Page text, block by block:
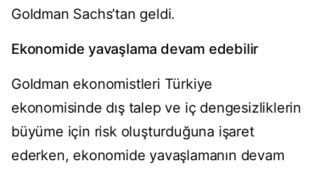
Goldman Sachs’tan geldi.
Ekonomide yavaşlama devam edebilir
Goldman ekonomistleri Türkiye
ekonomisinde dış talep ve iç dengesizliklerin
büyüme için risk oluşturduğuna işaret
ederken, ekonomide yavaşlamanın devam